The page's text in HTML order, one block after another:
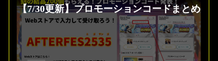
【7/30更新】プロモーションコードまとめ